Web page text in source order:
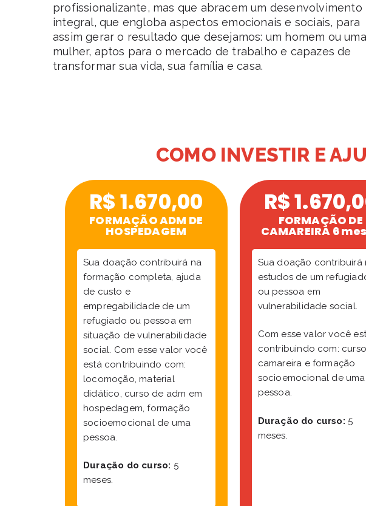
profissionalizante, mas que abracem um desenvolvimento
integral, que engloba aspectos emocionais e sociais, para
assim gerar o resultado que desejamos: um homem ou uma
mulher, aptos para o mercado de trabalho e capazes de
transformar sua vida, sua família e casa.
COMO INVESTIR E
R$ 1.670,00
FORMAÇÃO ADM DE
HOSPEDAGEM
Sua doação contribuirá na
formação completa, ajuda
de custo e
empregabilidade de um
refugiado ou pessoa em
situação de vulnerabilidade
social. Com esse valor você
está contribuindo com:
locomoção, material
didático, curso de adm em
hospedagem, formação
socioemocional de uma
pessoa.
Duração do curso: 5
meses.
R$
FORMAÇÃO DE
CAMAREIRA 6
Sua doação contribuirá
estudos de um
ou pessoa em
vulnerabilidade social.
Com esse valor você
contribuindo com:
camareira e formação
socioemocional de uma
pessoa.
Duração do curso: 5
meses.